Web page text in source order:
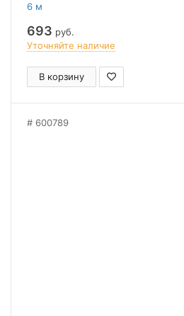
6 м
693 руб.
Уточняйте наличие
В корзину
600789